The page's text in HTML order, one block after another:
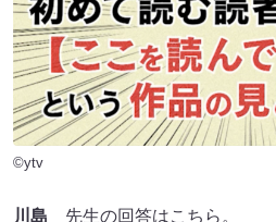
©ytv
川島 先生の回答はこちら。